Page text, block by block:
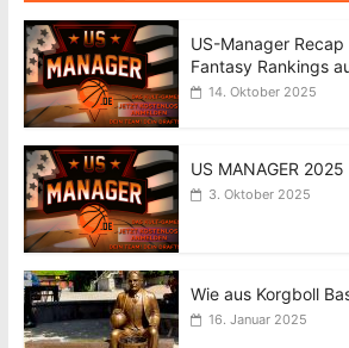
US-Manager
Fantasy Rankings
14. Oktober 2025
US MANAGER 2025
3. Oktober 2025
Wie aus Korgboll
16. Januar 2025